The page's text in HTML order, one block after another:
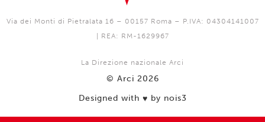
Via dei Monti di Pietralata 16 – 00157 Roma – P.IVA: 04304141007
| REA: RM-1629967
La Direzione nazionale Arci
© Arci 2026
Designed with ♥️ by nois3